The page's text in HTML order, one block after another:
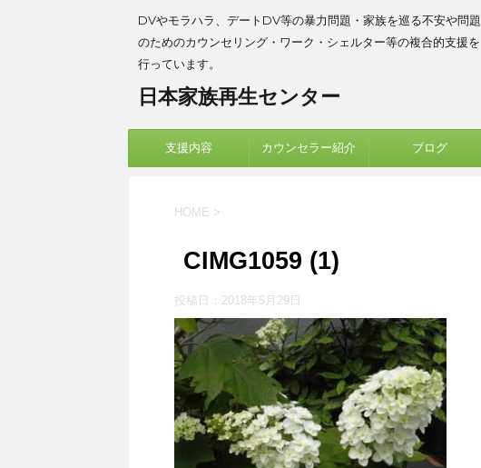
DVやモラハラ、デートDV等の暴力問題・家族を巡る不安や問題
のためのカウンセリング・ワーク・シェルター等の複合的支援を
行っています。
日本家族再生センター
支援内容 カウンセラー紹介 ブログ
HOME >
CIMG1059 (1)
投稿日： 2018年5月29日